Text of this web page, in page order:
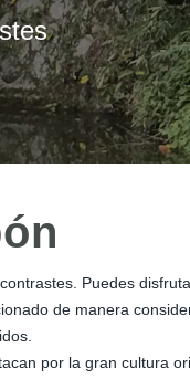
Puedes
de manera
por la gran cultura